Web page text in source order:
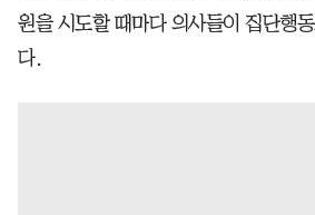
원을 시도할 때마다 의사들이 집단행
다.